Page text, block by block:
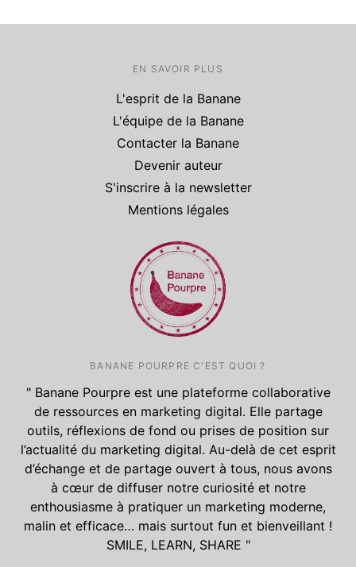
EN SAVOIR PLUS
L'esprit de la Banane
L'équipe de la Banane
Contacter la Banane
Devenir auteur
S'inscrire à la newsletter
Mentions légales
BANANE POURPRE C'EST QUOI ?
" Banane Pourpre est une plateforme collaborative
de ressources en marketing digital. Elle partage
outils, réflexions de fond ou prises de position sur
l’actualité du marketing digital. Au-delà de cet esprit
d’échange et de partage ouvert à tous, nous avons
à cœur de diffuser notre curiosité et notre
enthousiasme à pratiquer un marketing moderne,
malin et efficace… mais surtout fun et bienveillant !
SMILE, LEARN, SHARE "